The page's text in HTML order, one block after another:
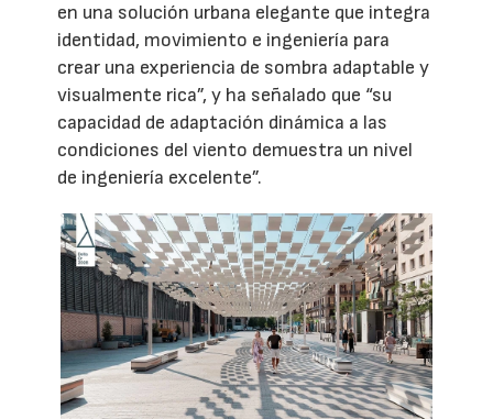
en una solución urbana elegante que integra
identidad, movimiento e ingeniería para
crear una experiencia de sombra adaptable y
visualmente rica”, y ha señalado que “su
capacidad de adaptación dinámica a las
condiciones del viento demuestra un nivel
de ingeniería excelente”.